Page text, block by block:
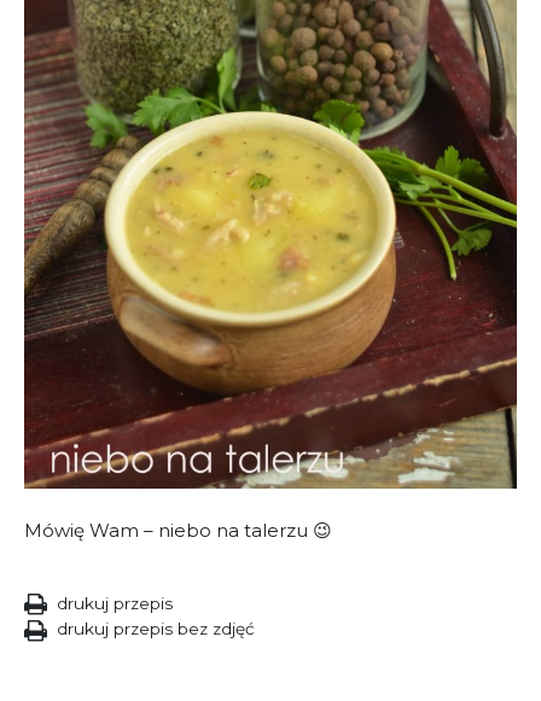
Mówię Wam – niebo na talerzu 😉
drukuj przepis
drukuj przepis bez zdjęć